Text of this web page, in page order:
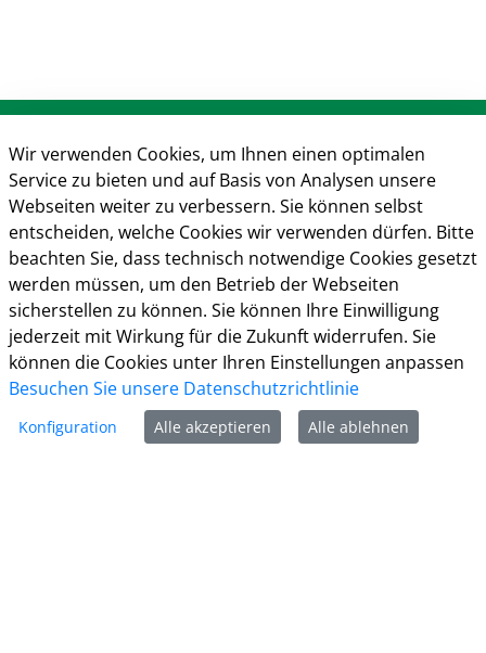
Anschrift & Kontakt
Kreisverwaltung Gütersloh
Herzebrocker Str. 140
33334 Gütersloh
Tel.: 05241 85-0
Mail:kreisverwaltung@kreis-guetersloh.de
Web:www.kreis-guetersloh.de
Info
Impressum
Kontakt
Wir verwenden Cookies, um Ihnen einen optimalen
Service zu bieten und auf Basis von Analysen unsere
Webseiten weiter zu verbessern. Sie können selbst
entscheiden, welche Cookies wir verwenden dürfen. Bitte
beachten Sie, dass technisch notwendige Cookies gesetzt
werden müssen, um den Betrieb der Webseiten
sicherstellen zu können. Sie können Ihre Einwilligung
jederzeit mit Wirkung für die Zukunft widerrufen. Sie
können die Cookies unter Ihren Einstellungen anpassen
Besuchen Sie unsere Datenschutzrichtlinie
Konfiguration Alle akzeptieren Alle ablehnen